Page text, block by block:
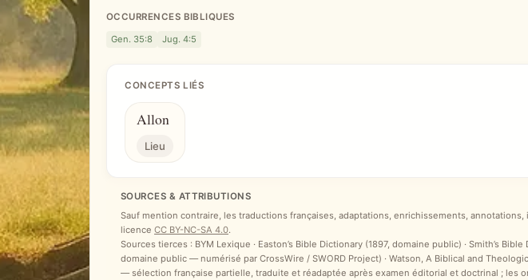
OCCURRENCES BIBLIQUES
Gen. 35:8
Jug. 4:5
CONCEPTS LIÉS
Allon
Lieu
SOURCES & ATTRIBUTIONS
Sauf mention contraire, les traductions françaises, adaptations, enrichissements,
licence CC BY-NC-SA 4.0.
Sources tierces : BYM Lexique · Easton’s Bible Dictionary (1897, domaine public) · Smith’s
domaine public — numérisé par CrossWire / SWORD Project) · Watson, A Biblical and
— sélection française partielle, traduite et réadaptée après examen éditorial et doctrinal ; les